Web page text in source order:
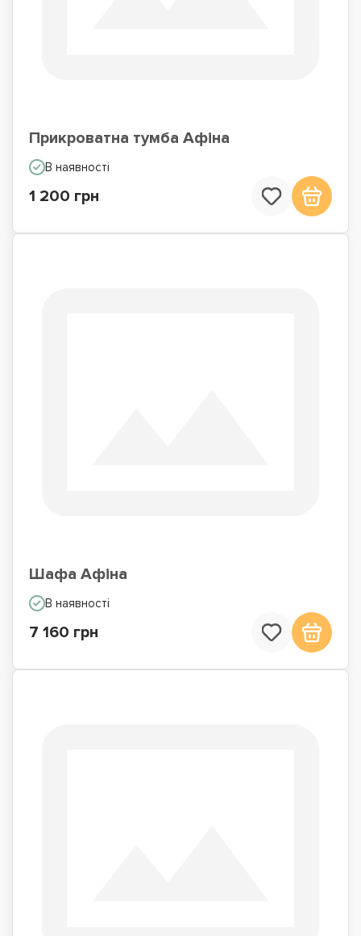
Прикроватна тумба Афіна
В наявності
1 200 грн
Шафа Афіна
В наявності
7 160 грн